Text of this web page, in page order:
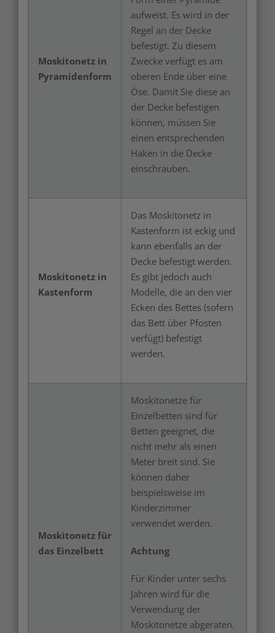
Moskitonetz in
Pyramidenform
aufweist. Es wird in der
Regel an der Decke
befestigt. Zu diesem
Zwecke verfügt es am
oberen Ende über eine
Öse. Damit Sie diese an
der Decke befestigen
können, müssen Sie
einen entsprechenden
Haken in die Decke
einschrauben.
Moskitonetz in
Kastenform
Das Moskitonetz in
Kastenform ist eckig und
kann ebenfalls an der
Decke befestigt werden.
Es gibt jedoch auch
Modelle, die an den vier
Ecken des Bettes (sofern
das Bett über Pfosten
verfügt) befestigt
werden.
Moskitonetz für
das Einzelbett
Moskitonetze für
Einzelbetten sind für
Betten geeignet, die
nicht mehr als einen
Meter breit sind. Sie
können daher
beispielsweise im
Kinderzimmer
verwendet werden.
Achtung
Für Kinder unter sechs
Jahren wird für die
Verwendung der
Moskitonetze abgeraten.